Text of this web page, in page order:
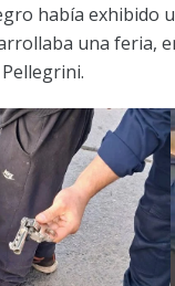
había exhibido
una feria,